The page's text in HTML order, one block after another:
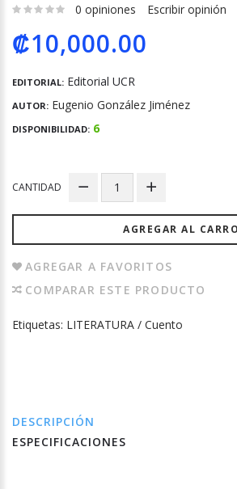
0 opiniones Escribir opinión
₡10,000.00
EDITORIAL: Editorial UCR
AUTOR: Eugenio González Jiménez
DISPONIBILIDAD: 6
CANTIDAD
AGREGAR AL CARRO
AGREGAR A FAVORITOS
COMPARAR ESTE PRODUCTO
Etiquetas: LITERATURA / Cuento
DESCRIPCIÓN
ESPECIFICACIONES